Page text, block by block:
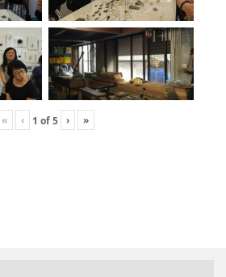
« ‹ 1 of5 › »